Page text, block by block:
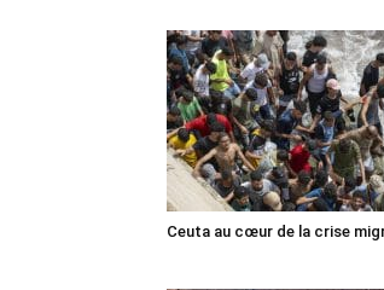
Ceuta au cœur de la crise